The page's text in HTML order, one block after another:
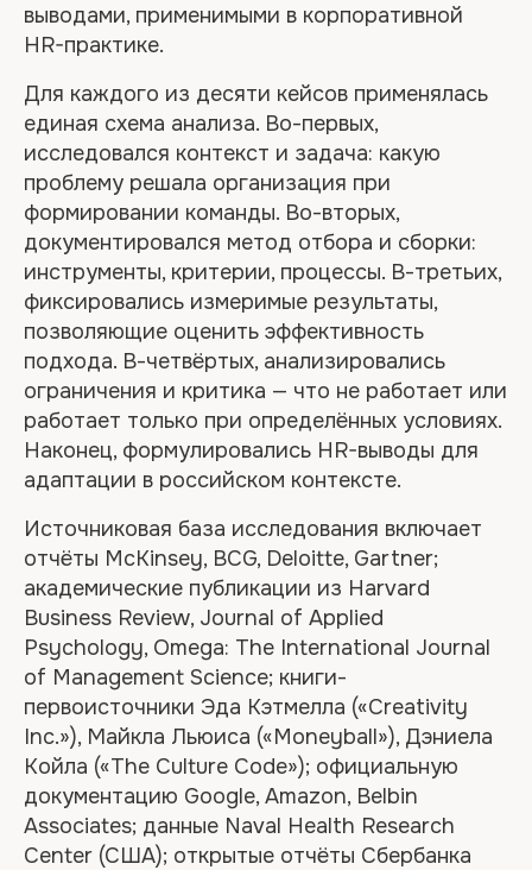
выводами, применимыми в корпоративной
HR-практике.
Для каждого из десяти кейсов применялась
единая схема анализа. Во-первых,
исследовался контекст и задача: какую
проблему решала организация при
формировании команды. Во-вторых,
документировался метод отбора и сборки:
инструменты, критерии, процессы. В-третьих,
фиксировались измеримые результаты,
позволяющие оценить эффективность
подхода. В-четвёртых, анализировались
ограничения и критика — что не работает или
работает только при определённых условиях.
Наконец, формулировались HR-выводы для
адаптации в российском контексте.
Источниковая база исследования включает
отчёты McKinsey, BCG, Deloitte, Gartner;
академические публикации из Harvard
Business Review, Journal of Applied
Psychology, Omega: The International Journal
of Management Science; книги-
первоисточники Эда Кэтмелла («Creativity
Inc.»), Майкла Льюиса («Moneyball»), Дэниела
Койла («The Culture Code»); официальную
документацию Google, Amazon, Belbin
Associates; данные Naval Health Research
Center (США); открытые отчёты Сбербанка